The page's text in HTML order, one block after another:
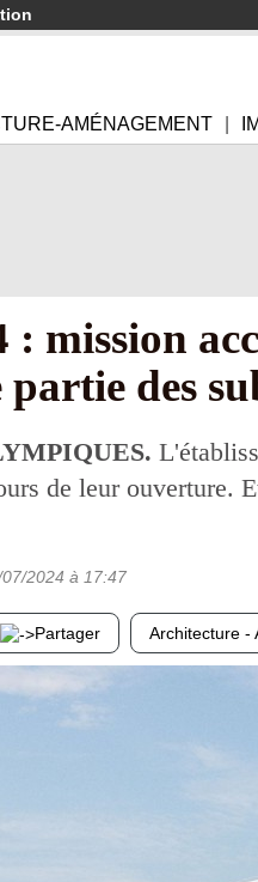
AMÉNAGEMENT
: mission
partie des
de leur ouverture.
2024 à 17:47
Partager Architecture -